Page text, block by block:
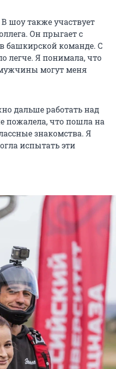
шоу также участвует
Он прыгает с
башкирской команде. С
легче. Я понимала, что
могут меня
дальше работать над
пожалела, что пошла на
знакомства. Я
испытать эти